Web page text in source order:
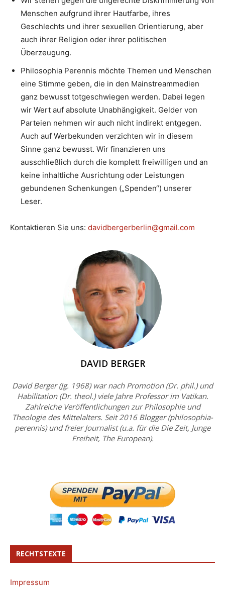
Menschen aufgrund ihrer Hautfarbe, ihres
Geschlechts und ihrer sexuellen Orientierung, aber
auch ihrer Religion oder ihrer politischen
Überzeugung.
Philosophia Perennis möchte Themen und Menschen
eine Stimme geben, die in den Mainstreammedien
ganz bewusst totgeschwiegen werden. Dabei legen
wir Wert auf absolute Unabhängigkeit. Gelder von
Parteien nehmen wir auch nicht indirekt entgegen.
Auch auf Werbekunden verzichten wir in diesem
Sinne ganz bewusst. Wir finanzieren uns
ausschließlich durch die komplett freiwilligen und an
keine inhaltliche Ausrichtung oder Leistungen
gebundenen Schenkungen („Spenden“) unserer
Leser.
Kontaktieren Sie uns: davidbergerberlin@gmail.com
DAVID BERGER
David Berger (Jg. 1968) war nach Promotion (Dr. phil.) und
Habilitation (Dr. theol.) viele Jahre Professor im Vatikan.
Zahlreiche Veröffentlichungen zur Philosophie und
Theologie des Mittelalters. Seit 2016 Blogger (philosophia-
perennis) und freier Journalist (u.a. für die Die Zeit, Junge
Freiheit, The European).
RECHTSTEXTE
Impressum